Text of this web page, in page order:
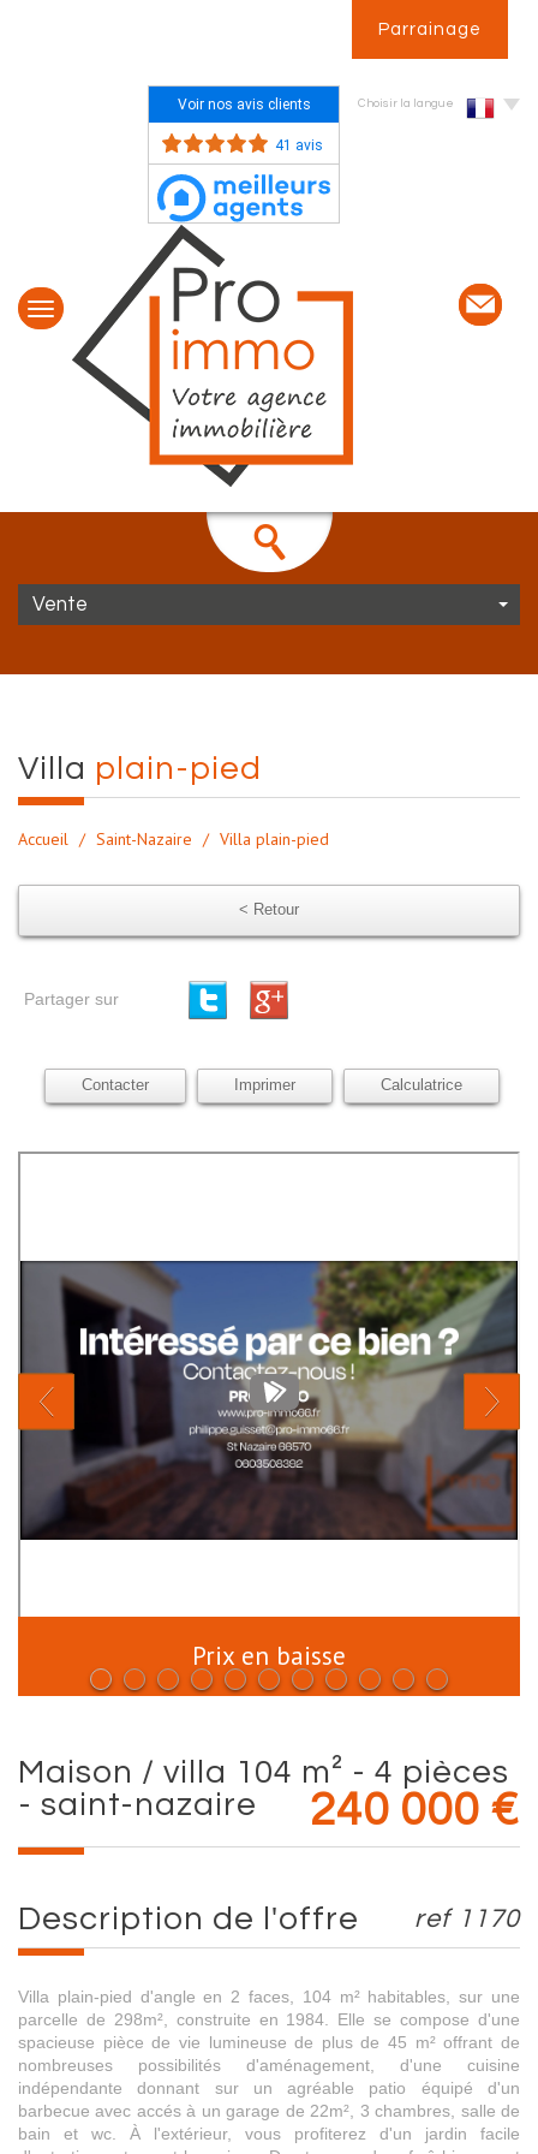
Parrainage
Voir nos avis clients
41 avis
Choisir la langue
Vente
villa plain-pied
Accueil Saint-Nazaire Villa plain-pied
< Retour
Partager sur
Contacter Imprimer Calculatrice
Prix en baisse
maison / villa 104 m² - 4 pièces
- saint-nazaire
240 000 €
description de l'offre ref 1170
Villa plain-pied d'angle en 2 faces, 104 m² habitables, sur une
parcelle de 298m², construite en 1984. Elle se compose d'une
spacieuse pièce de vie lumineuse de plus de 45 m² offrant de
nombreuses possibilités d'aménagement, d'une cuisine
indépendante donnant sur un agréable patio équipé d'un
barbecue avec accés à un garage de 22m², 3 chambres, salle de
bain et wc. À l'extérieur, vous profiterez d'un jardin facile